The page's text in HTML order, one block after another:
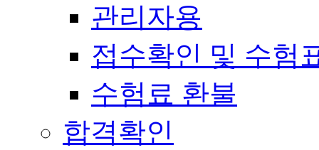
관리자용
접수확인 및 수험
수험료 환불
합격확인